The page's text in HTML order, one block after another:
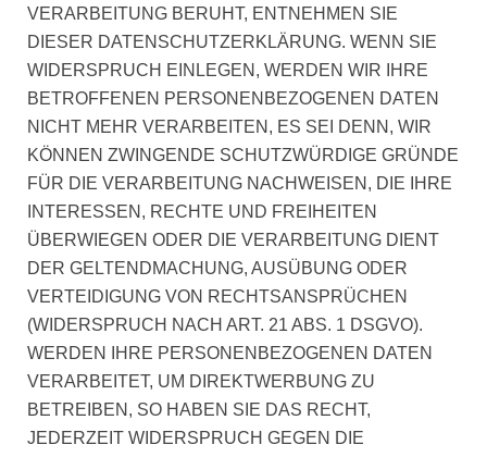
VERARBEITUNG BERUHT, ENTNEHMEN SIE
DIESER DATENSCHUTZERKLÄRUNG. WENN SIE
WIDERSPRUCH EINLEGEN, WERDEN WIR IHRE
BETROFFENEN PERSONENBEZOGENEN DATEN
NICHT MEHR VERARBEITEN, ES SEI DENN, WIR
KÖNNEN ZWINGENDE SCHUTZWÜRDIGE GRÜNDE
FÜR DIE VERARBEITUNG NACHWEISEN, DIE IHRE
INTERESSEN, RECHTE UND FREIHEITEN
ÜBERWIEGEN ODER DIE VERARBEITUNG DIENT
DER GELTENDMACHUNG, AUSÜBUNG ODER
VERTEIDIGUNG VON RECHTSANSPRÜCHEN
(WIDERSPRUCH NACH ART. 21 ABS. 1 DSGVO).
WERDEN IHRE PERSONENBEZOGENEN DATEN
VERARBEITET, UM DIREKTWERBUNG ZU
BETREIBEN, SO HABEN SIE DAS RECHT,
JEDERZEIT WIDERSPRUCH GEGEN DIE